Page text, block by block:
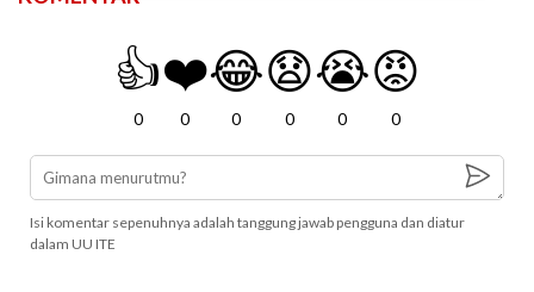
👍
0
❤️
0
😂
0
😧
0
😭
0
😡
0
Isi komentar sepenuhnya adalah tanggung jawab pengguna dan diatur
dalam UU ITE